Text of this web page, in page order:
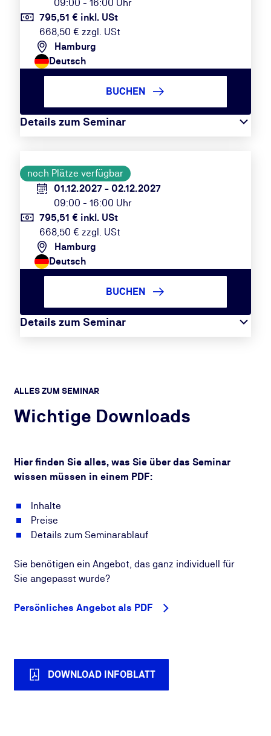
09:00 - 16:00 Uhr
795,51 € inkl. USt
668,50 € zzgl. USt
Hamburg
Deutsch
Details zum Seminar
BUCHEN
noch Plätze verfügbar
01.12.2027 - 02.12.2027
09:00 - 16:00 Uhr
795,51 € inkl. USt
668,50 € zzgl. USt
Hamburg
Deutsch
Details zum Seminar
BUCHEN
ALLES ZUM SEMINAR
Wichtige Downloads
Hier finden Sie alles, was Sie über das Seminar
wissen müssen in einem PDF:
Inhalte
Preise
Details zum Seminarablauf
Sie benötigen ein Angebot, das ganz individuell für
Sie angepasst wurde?
Persönliches Angebot als PDF
DOWNLOAD INFOBLATT